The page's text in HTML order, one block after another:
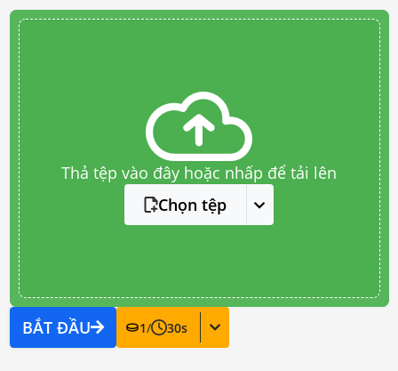
Thả tệp vào đây hoặc nhấp để tải lên
Chọn tệp
BẮT ĐẦU 1/ 30s